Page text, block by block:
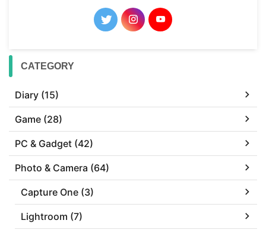
CATEGORY
Diary (15)
Game (28)
PC & Gadget (42)
Photo & Camera (64)
Capture One (3)
Lightroom (7)